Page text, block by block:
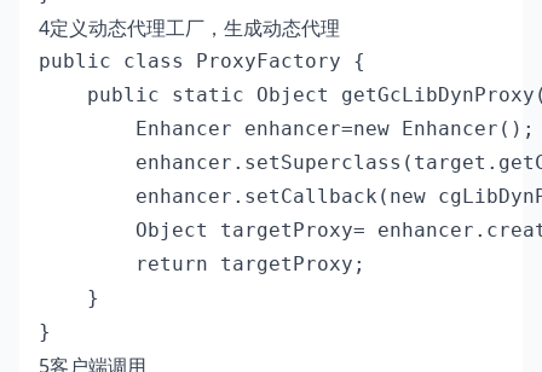
4定义动态代理工厂，生成动态代理
public class ProxyFactory {
public static Object
        Enhancer enhancer=new Enhancer();
enhancer.setCallback(new
Object targetProxy=
        return targetProxy;
    }
}
5客户端调用